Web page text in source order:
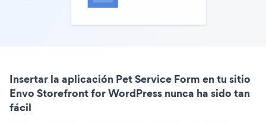
Insertar la aplicación Pet Service Form en tu sitio
Envo Storefront for WordPress nunca ha sido tan
fácil